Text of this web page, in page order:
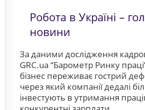
Робота в Україні –
новини
За даними дослідження
GRC.ua “Барометр Ринку
бізнес переживає гострий
через який компанії дедалі
інвестують в утримання